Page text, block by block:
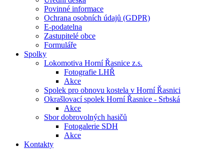
Povinné informace
Ochrana osobních údajů (GDPR)
E-podatelna
Zastupitelé obce
Formuláře
Spolky
Lokomotiva Horní Řasnice z.s.
Fotografie LHŘ
Akce
Spolek pro obnovu kostela v Horní Řasnici
Okrašlovací spolek Horní Řasnice - Srbská
Akce
Sbor dobrovolných hasičů
Fotogalerie SDH
Akce
Kontakty